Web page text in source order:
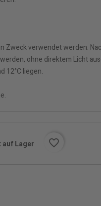
verwendet werden.
ohne direktem Licht
12°C liegen.
auf Lager favorite_border